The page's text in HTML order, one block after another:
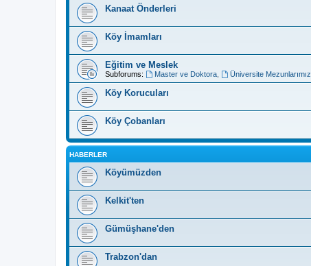
Kanaat Önderleri
Köy İmamları
Eğitim ve Meslek
Subforums: Master ve Doktora, Üniversite Mezunlarımız
Köy Korucuları
Köy Çobanları
HABERLER
Köyümüzden
Kelkit'ten
Gümüşhane'den
Trabzon'dan